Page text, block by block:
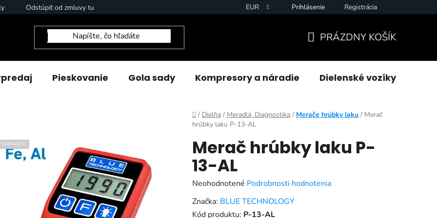
Odstúpiť od zmluvy tu EUR Prihlásenie Registrácia
KOŠÍK
PRÁZDNY KOŠÍK
Pieskovanie Gola sady Kompresory a náradie Dielenské vozíky
Domov
/ Dielňa / Meradlá, Diagnostika / Merače hrúbky laku / Merač
hrúbky laku P-13-AL
Merač hrúbky laku P-
13-AL
Priemerné
hodnotenie
produktu
Neohodnotené Podrobnosti hodnotenia
Značka: BLUE TECHNOLOGY
Kód produktu: P-13-AL
VARIANTY